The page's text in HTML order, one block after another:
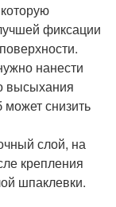
фиксации
нанести
высыхания
может снизить
слой, на
крепления
шпаклевки.